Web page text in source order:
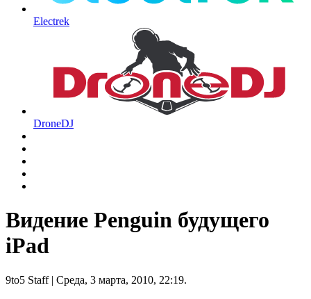
Electrek
DroneDJ
Видение Penguin будущего
iPad
9to5 Staff| Среда, 3 марта, 2010, 22:19.